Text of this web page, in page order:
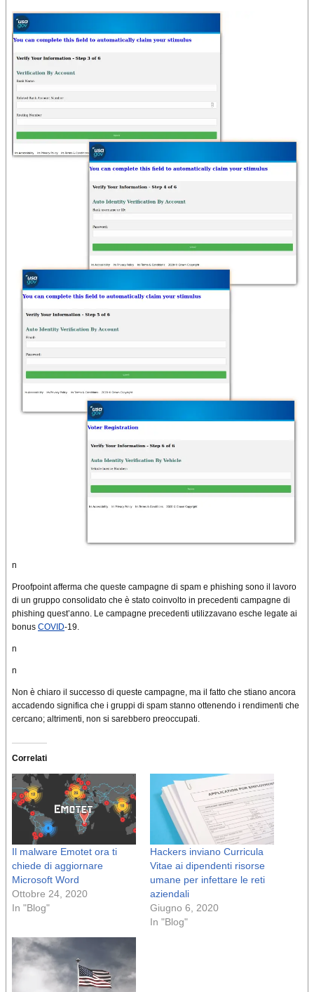
n
Proofpoint afferma che queste campagne di spam e phishing sono il lavoro
di un gruppo consolidato che è stato coinvolto in precedenti campagne di
phishing quest’anno. Le campagne precedenti utilizzavano esche legate ai
bonus COVID-19.
n
n
Non è chiaro il successo di queste campagne, ma il fatto che stiano ancora
accadendo significa che i gruppi di spam stanno ottenendo i rendimenti che
cercano; altrimenti, non si sarebbero preoccupati.
Correlati
Il malware Emotet ora ti
chiede di aggiornare
Microsoft Word
Ottobre 24, 2020
In "Blog"
Hackers inviano Curricula
Vitae ai dipendenti risorse
umane per infettare le reti
aziendali
Giugno 6, 2020
In "Blog"